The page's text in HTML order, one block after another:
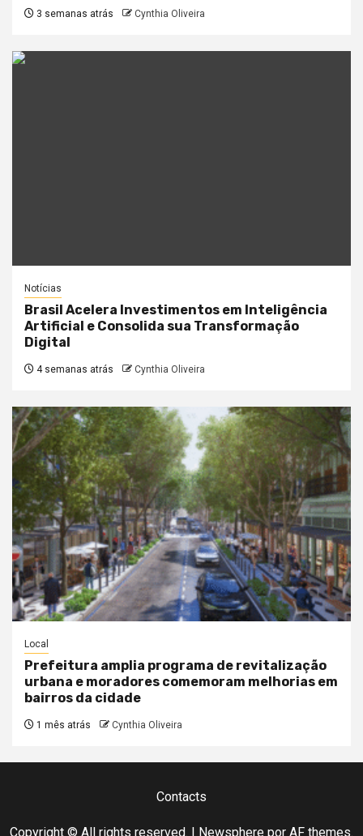
3 semanas atrás Cynthia Oliveira
Notícias
Brasil Acelera Investimentos em Inteligência
Artificial e Consolida sua Transformação
Digital
4 semanas atrás Cynthia Oliveira
Local
Prefeitura amplia programa de revitalização
urbana e moradores comemoram melhorias em
bairros da cidade
1 mês atrás Cynthia Oliveira
Contacts
Copyright © All rights reserved. | Newsphere por AF themes.